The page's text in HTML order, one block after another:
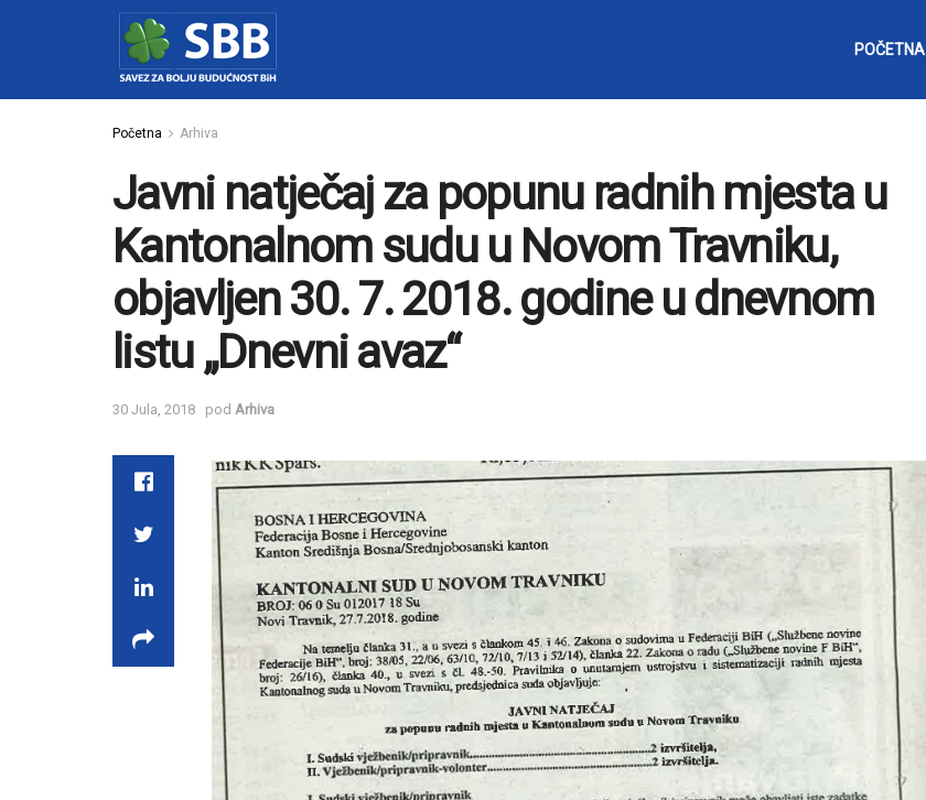
POČETNA
Početna Arhiva
Javni natječaj za popunu radnih mjesta u
Kantonalnom sudu u Novom Travniku,
objavljen 30. 7. 2018. godine u dnevnom
listu „Dnevni avaz“
30 Jula, 2018 pod Arhiva